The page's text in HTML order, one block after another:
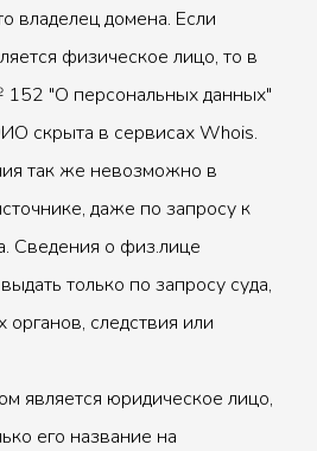
владелец домена. Если
физическое лицо, то в
"О персональных данных"
скрыта в сервисах Whois.
так же невозможно в
даже по запросу к
Сведения о физ.лице
только по запросу суда,
следствия или
является юридическое лицо,
его название на